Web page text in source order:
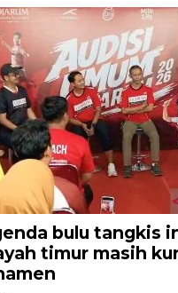
bulu tangkis
timur masih